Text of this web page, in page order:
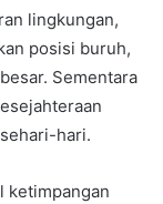
lingkungan,
posisi buruh,
Sementara
hari.
ketimpangan